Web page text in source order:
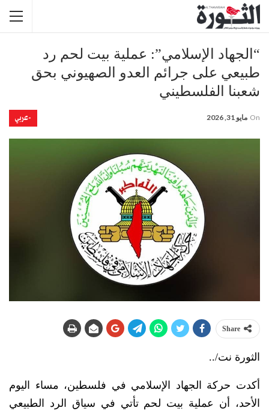
“الجهاد الإسلامي”: عملية بيت لحم رد
طبيعي على جرائم العدو الصهيوني بحق
شعبنا الفلسطيني
-عربي On مايو 31, 2026
Share
الثورة نت/..
أكدت حركة الجهاد الإسلامي في فلسطين، مساء اليوم
الأحد، أن عملية بيت لحم تأتي في سياق الرد الطبيعي